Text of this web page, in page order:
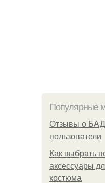
Популярные
Отзывы о БАД
пользователи
Как выбрать
аксессуары
костюма